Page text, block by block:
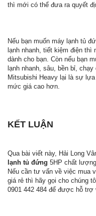
thì mới có thể đưa ra quyết
Nếu bạn muốn máy lạnh tủ
lạnh nhanh, tiết kiệm điện
dành cho bạn. Còn nếu bạn
lạnh nhanh, sâu, bền bỉ,
Mitsubishi Heavy lại là sự
mức giá cao hơn.
KẾT LUẬN
Qua bài viết này, Hải Long
lạnh tủ đứng 5HP chất
Nếu cần tư vấn về việc mua
giá rẻ thì hãy gọi cho chúng
0901 442 484 để được hỗ trợ